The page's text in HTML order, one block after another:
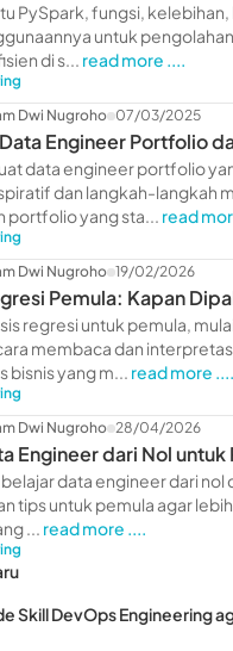
PySpark, fungsi,
untuk
di s... read more ....
Dwi Nugroho 07/03/2025
Engineer Portfolio
data engineer portfolio
dan langkah-langkah
portfolio yang sta... read
Dwi Nugroho 19/02/2026
Pemula: Kapan
regresi untuk pemula,
membaca dan
bisnis yang m... read more ....
Dwi Nugroho 28/04/2026
Engineer dari Nol
belajar data engineer dari
tips untuk pemula agar
... read more ....
Skill DevOps Engineering